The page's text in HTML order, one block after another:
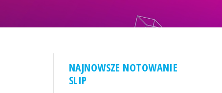
NAJNOWSZE NOTOWANIE
SLIP